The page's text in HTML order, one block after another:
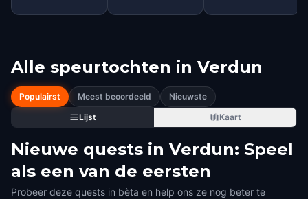
Alle speurtochten in Verdun
Populairst Meest beoordeeld
Nieuwste
Lijst
Kaart
Nieuwe quests in Verdun: Speel
als een van de eersten
Probeer deze quests in bèta en help ons ze nog beter te